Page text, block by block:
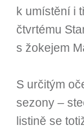
k umístění i
čtvrtému
s žokejem
S určitým
sezony –
listině se